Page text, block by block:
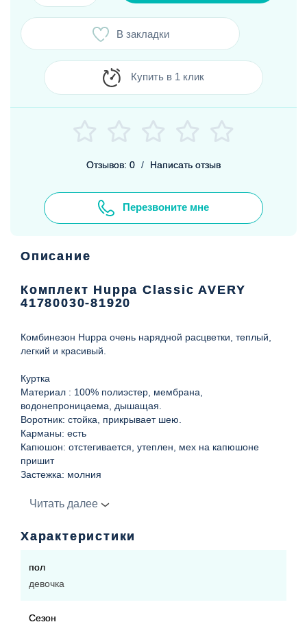
В закладки
Купить в 1 клик
Отзывов: 0 / Написать отзыв
Перезвоните мне
Описание
Комплект Huppa Classic AVERY
41780030-81920
Комбинезон Huppa очень нарядной расцветки, теплый,
легкий и красивый.
Куртка
Материал : 100% полиэстер, мембрана,
водонепроницаема, дышащая.
Воротник: стойка, прикрывает шею.
Карманы: есть
Капюшон: отстегивается, утеплен, мех на капюшоне
пришит
Застежка: молния
Подкладка: фланель,100% хлопок
Уровень влагонепроницаемости: 10 000 мм высоты
Уровень паропроводимости: 10 000 г/м2/24 часа
Читать далее
Характеристики
пол
девочка
Сезон